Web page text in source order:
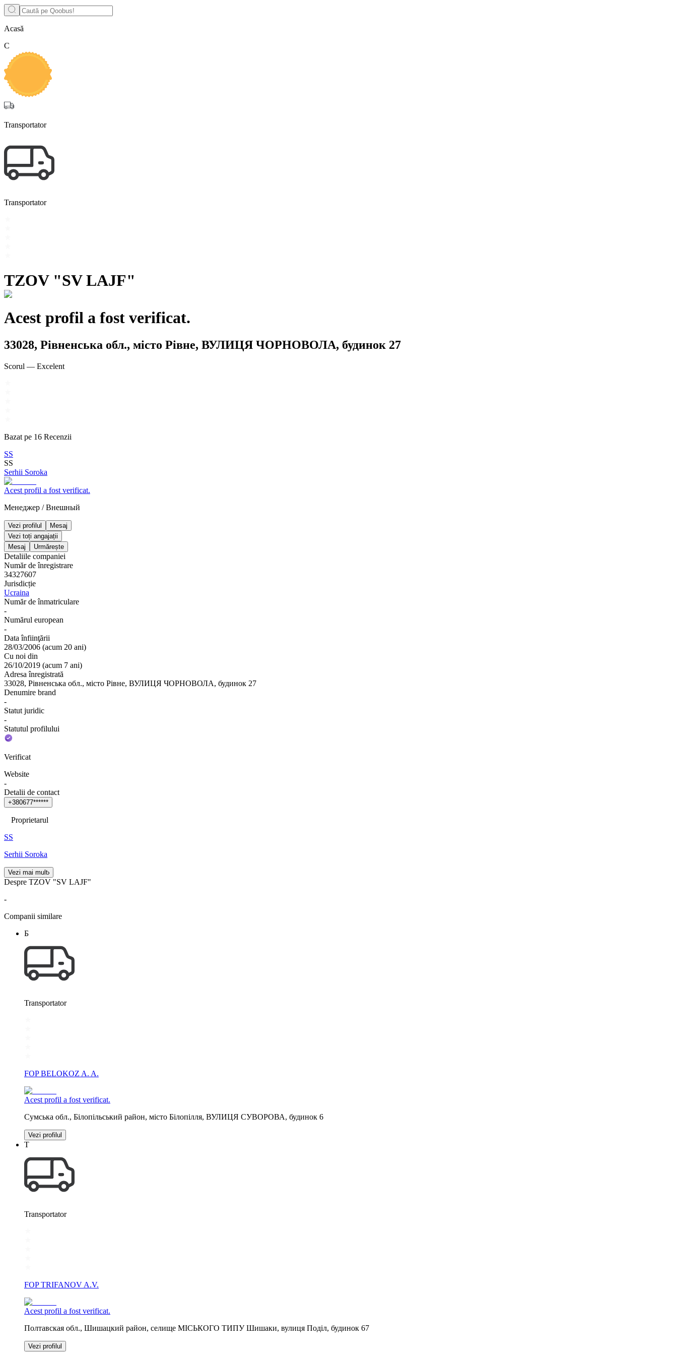
Acasă
С
Transportator
Transportator
TZOV "SV LAJF"
Acest profil a fost verificat.
33028, Рівненська обл., місто Рівне, ВУЛИЦЯ ЧОРНОВОЛА, будинок 27
Scorul — Excelent
Bazat pe 16 Recenzii
SS
SS
Serhii Soroka
Acest profil a fost verificat.
Менеджер /Внешный
Vezi profilul
Mesaj
Vezi toți angajații
Mesaj
Urmărește
Detaliile companiei
Număr de înregistrare
34327607
Jurisdicție
Ucraina
Număr de înmatriculare
-
Numărul european
-
Data înfiinţării
28/03/2006 (acum 20 ani)
Cu noi din
26/10/2019 (acum 7 ani)
Adresa înregistrată
33028, Рівненська обл., місто Рівне, ВУЛИЦЯ ЧОРНОВОЛА, будинок 27
Denumire brand
-
Statut juridic
-
Statutul profilului
Verificat
Website
-
Detalii de contact
+380677******
Proprietarul
SS
Serhii Soroka
Vezi mai mult
Despre TZOV "SV LAJF"
-
Companii similare
Б
Transportator
FOP BELOKOZ A. A.
Acest profil a fost verificat.
Сумська обл., Білопільський район, місто Білопілля, ВУЛИЦЯ СУВОРОВА, будинок 6
Vezi profilul
Т
Transportator
FOP TRIFANOV A.V.
Acest profil a fost verificat.
Полтавская обл., Шишацкий район, селище МIСЬКОГО ТИПУ Шишаки, вулиця Подiл, будинок 67
Vezi profilul